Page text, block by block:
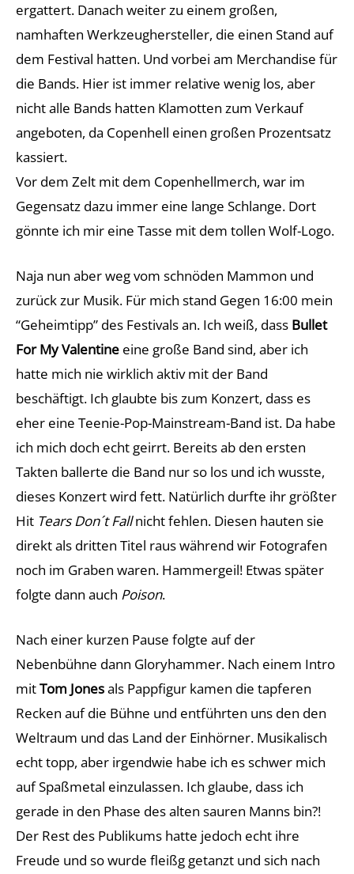
ergattert. Danach weiter zu einem großen,
namhaften Werkzeughersteller, die einen Stand auf
dem Festival hatten. Und vorbei am Merchandise für
die Bands. Hier ist immer relative wenig los, aber
nicht alle Bands hatten Klamotten zum Verkauf
angeboten, da Copenhell einen großen Prozentsatz
kassiert.
Vor dem Zelt mit dem Copenhellmerch, war im
Gegensatz dazu immer eine lange Schlange. Dort
gönnte ich mir eine Tasse mit dem tollen Wolf-Logo.
Naja nun aber weg vom schnöden Mammon und
zurück zur Musik. Für mich stand Gegen 16:00 mein
“Geheimtipp” des Festivals an. Ich weiß, dass Bullet
For My Valentine eine große Band sind, aber ich
hatte mich nie wirklich aktiv mit der Band
beschäftigt. Ich glaubte bis zum Konzert, dass es
eher eine Teenie-Pop-Mainstream-Band ist. Da habe
ich mich doch echt geirrt. Bereits ab den ersten
Takten ballerte die Band nur so los und ich wusste,
dieses Konzert wird fett. Natürlich durfte ihr größter
Hit Tears Don´t Fallnicht fehlen. Diesen hauten sie
direkt als dritten Titel raus während wir Fotografen
noch im Graben waren. Hammergeil! Etwas später
folgte dann auch Poison.
Nach einer kurzen Pause folgte auf der
Nebenbühne dann Gloryhammer. Nach einem Intro
mitTom Jonesals Pappfigur kamen die tapferen
Recken auf die Bühne und entführten uns den den
Weltraum und das Land der Einhörner. Musikalisch
echt topp, aber irgendwie habe ich es schwer mich
auf Spaßmetal einzulassen. Ich glaube, dass ich
gerade in den Phase des alten sauren Manns bin?!
Der Rest des Publikums hatte jedoch echt ihre
Freude und so wurde fleißg getanzt und sich nach